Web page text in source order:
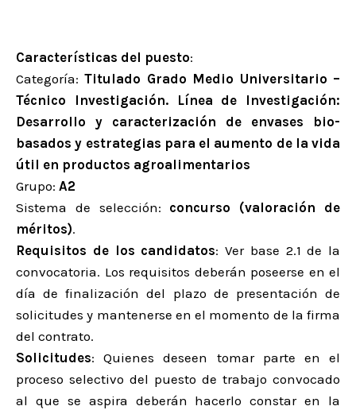
Características del puesto:
Categoría:Titulado Grado Medio Universitario –
Técnico Investigación. Línea de Investigación:
Desarrollo y caracterización de envases bio-
basados y estrategias para el aumento de la vida
útil en productos agroalimentarios
Grupo: A2
Sistema de selección: concurso (valoración de
méritos).
Requisitos de los candidatos: Ver base 2.1 de la
convocatoria. Los requisitos deberán poseerse en el
día de finalización del plazo de presentación de
solicitudes y mantenerse en el momento de la firma
del contrato.
Solicitudes: Quienes deseen tomar parte en el
proceso selectivo del puesto de trabajo convocado
al que se aspira deberán hacerlo constar en la